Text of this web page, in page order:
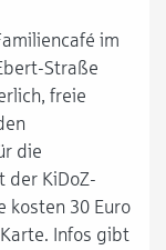
im
Straße
freie
die
der KiDoZ-
kosten 30 Euro
Infos gibt